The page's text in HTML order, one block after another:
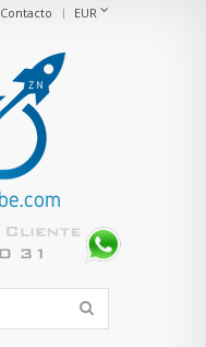
EUR
Contacto